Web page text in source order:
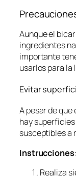
Aunque el
ingredientes
importante
usarlos para la
Evitar
A pesar de
hay
susceptibles a
Instrucciones:
Realiza